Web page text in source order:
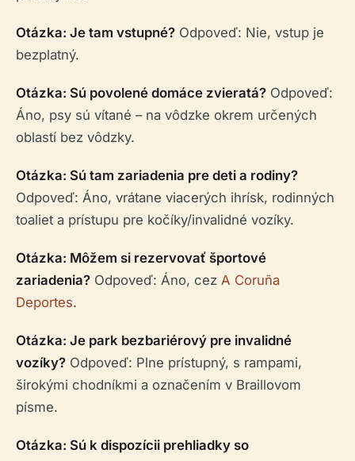
Otázka: Je tam vstupné? Odpoveď: Nie, vstup je
bezplatný.
Otázka: Sú povolené domáce zvieratá? Odpoveď:
Áno, psy sú vítané – na vôdzke okrem určených
oblastí bez vôdzky.
Otázka: Sú tam zariadenia pre deti a rodiny?
Odpoveď: Áno, vrátane viacerých ihrísk, rodinných
toaliet a prístupu pre kočíky/invalidné vozíky.
Otázka: Môžem si rezervovať športové
zariadenia? Odpoveď: Áno, cez A Coruña
Deportes.
Otázka: Je park bezbariérový pre invalidné
vozíky? Odpoveď: Plne prístupný, s rampami,
širokými chodníkmi a označením v Braillovom
písme.
Otázka: Sú k dispozícii prehliadky so